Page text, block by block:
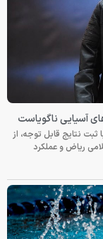
نتایج قابل توجه، از
ریاض و عملکرد